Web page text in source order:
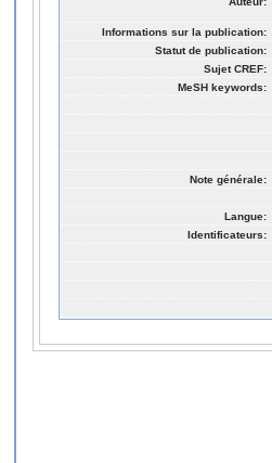
Informations sur la publication:
Statut de publication:
Sujet CREF:
MeSH keywords:
Note générale:
Langue:
Identificateurs: